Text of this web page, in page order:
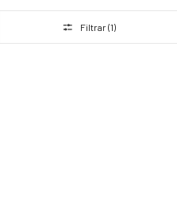
Filtrar (1)